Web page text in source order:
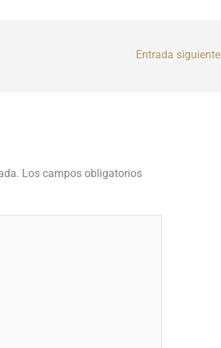
Entrada siguiente
Los campos obligatorios